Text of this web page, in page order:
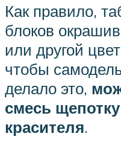
Как правило,
блоков
или другой
чтобы
делало это,
смесь
красителя.